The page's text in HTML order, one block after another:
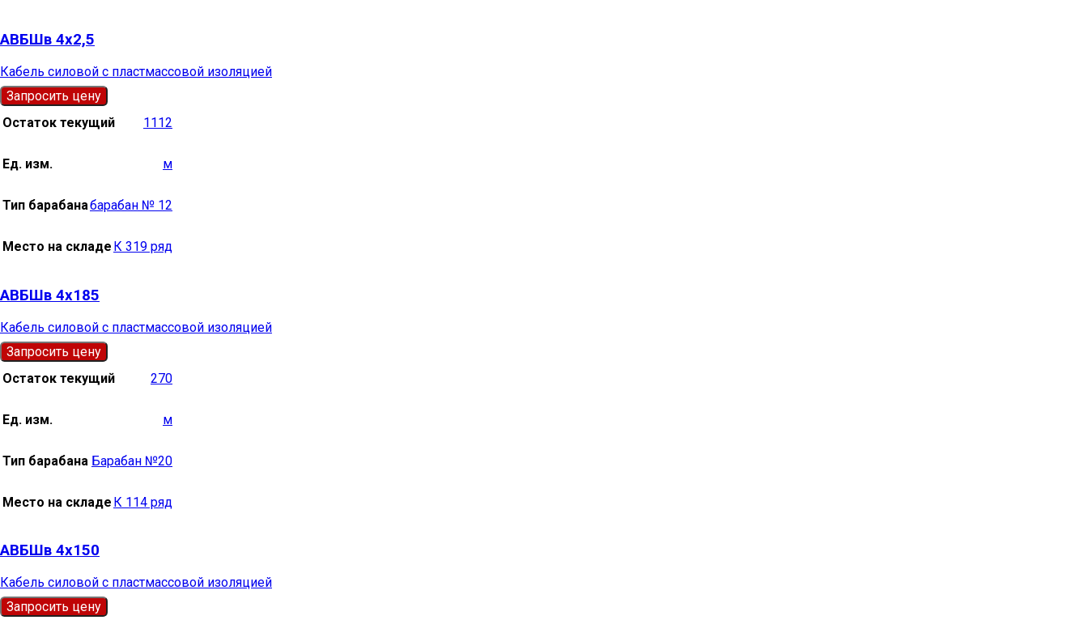
АВБШв 4х2,5
Кабель силовой с пластмассовой изоляцией
Запросить цену
Остаток текущий
1112
Ед. изм. м
Тип барабанабарабан № 12
Место на складе К 319 ряд
АВБШв 4х185
Кабель силовой с пластмассовой изоляцией
Запросить цену
Остаток текущий
270
Ед. изм. м
Тип барабана Барабан №20
Место на складе К 114 ряд
АВБШв 4х150
Кабель силовой с пластмассовой изоляцией
Запросить цену